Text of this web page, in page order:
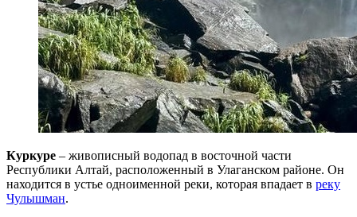
Куркуре – живописный водопад в восточной части
Республики Алтай, расположенный в Улаганском районе. Он
находится в устье одноименной реки, которая впадает в реку
Чулышман.